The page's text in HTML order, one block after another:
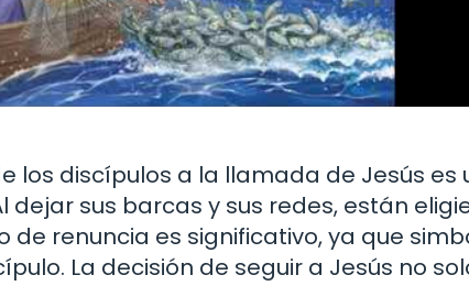
los discípulos a la llamada de Jesús es
dejar sus barcas y sus redes, están
de renuncia es significativo, ya que
La decisión de seguir a Jesús no